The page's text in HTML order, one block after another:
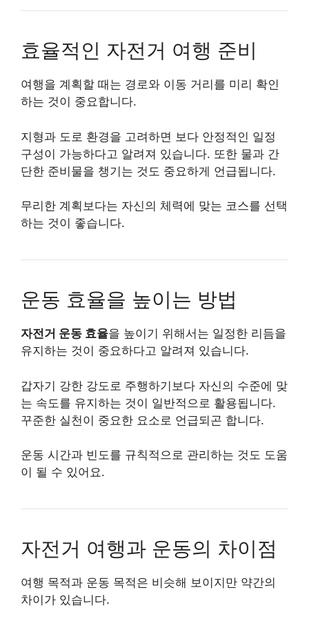
효율적인 자전거 여행 준비
여행을 계획할 때는 경로와 이동 거리를 미리 확인
하는 것이 중요합니다.
지형과 도로 환경을 고려하면 보다 안정적인 일정
구성이 가능하다고 알려져 있습니다. 또한 물과 간
단한 준비물을 챙기는 것도 중요하게 언급됩니다.
무리한 계획보다는 자신의 체력에 맞는 코스를 선택
하는 것이 좋습니다.
운동 효율을 높이는 방법
자전거 운동 효율을 높이기 위해서는 일정한 리듬을
유지하는 것이 중요하다고 알려져 있습니다.
갑자기 강한 강도로 주행하기보다 자신의 수준에 맞
는 속도를 유지하는 것이 일반적으로 활용됩니다.
꾸준한 실천이 중요한 요소로 언급되곤 합니다.
운동 시간과 빈도를 규칙적으로 관리하는 것도 도움
이 될 수 있어요.
자전거 여행과 운동의 차이점
여행 목적과 운동 목적은 비슷해 보이지만 약간의
차이가 있습니다.